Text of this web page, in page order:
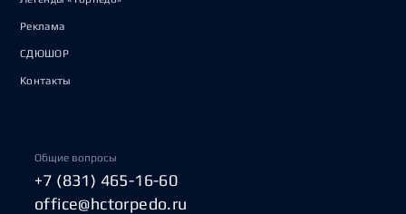
Реклама
СДЮШОР
Контакты
Общие вопросы
+7 (831) 465-16-60
office@hctorpedo.ru